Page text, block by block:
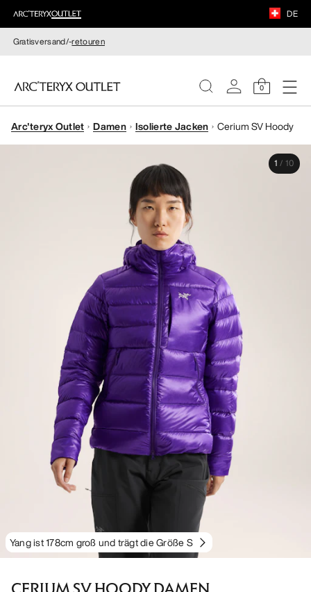
DE
Gratisversand/-retouren
0
DAMEN
Arc'teryx Outlet Damen Isolierte Jacken Cerium SV Hoody
Yang ist 178cm groß und trägt die Größe S
1 / 10